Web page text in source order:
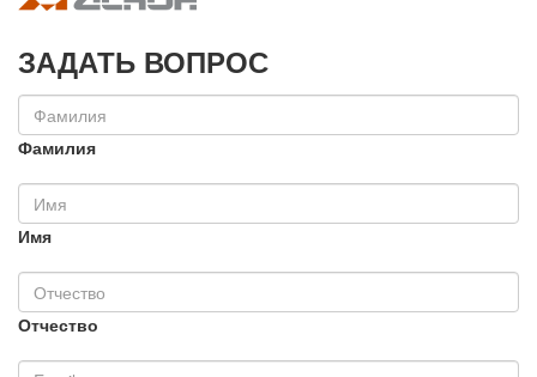
ЗАДАТЬ ВОПРОС
Фамилия
Имя
Отчество